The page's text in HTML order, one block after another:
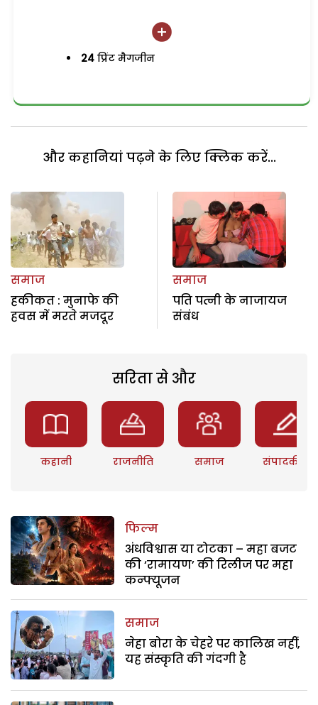
24 प्रिंट मैगजीन
और कहानियां पढ़ने के लिए क्लिक करें...
समाज
हकीकत : मुनाफे की
हवस में मरते मजदूर
समाज
पति पत्नी के नाजायज
संबंध
सरिता से और
कहानी राजनीति समाज संपादकीय
फिल्म
अंधविश्वास या टोटका – महा बजट
की ‘रामायण’ की रिलीज पर महा
कन्फ्यूजन
समाज
नेहा बोरा के चेहरे पर कालिख नहीं,
यह संस्कृति की गंदगी है